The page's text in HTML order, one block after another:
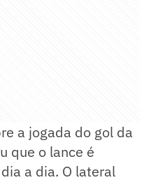
a jogada do gol da
que o lance é
a dia. O lateral